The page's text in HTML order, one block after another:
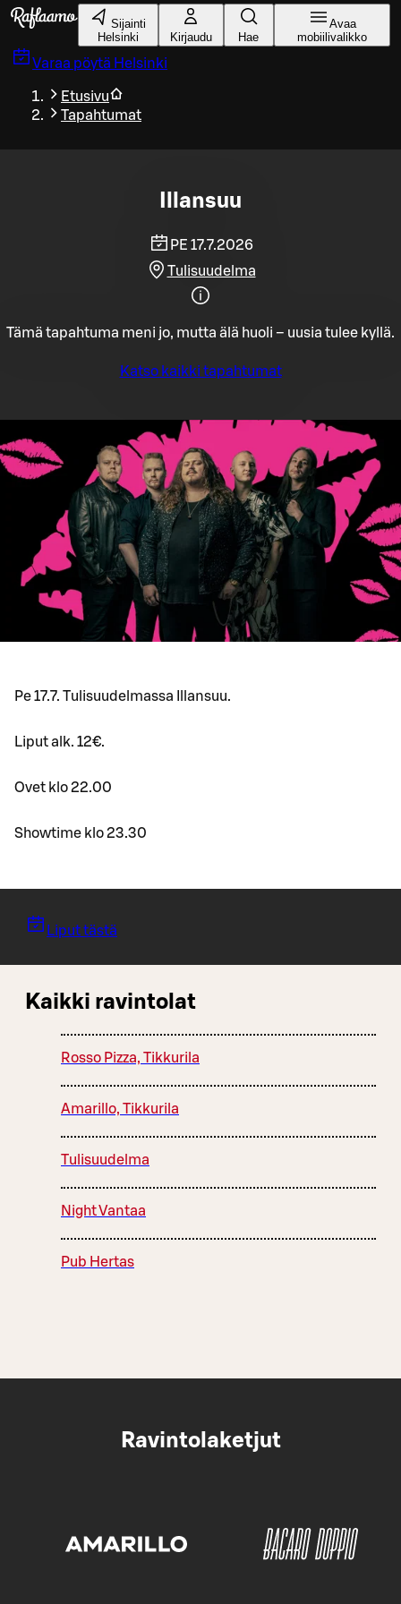
Siirry pääsisältöön
Sijainti
Helsinki
Kirjaudu Hae
Avaa
mobiilivalikko
Varaa pöytä Helsinki
Etusivu
Tapahtumat
Illansuu
PE 17.7.2026
Tulisuudelma
Tämä tapahtuma meni jo, mutta älä huoli – uusia tulee kyllä.
Katso kaikki tapahtumat
Pe 17.7. Tulisuudelmassa Illansuu.
Liput alk. 12€.
Ovet klo 22.00
Showtime klo 23.30
Liput tästä
Kaikki ravintolat
Rosso Pizza, Tikkurila
Amarillo, Tikkurila
Tulisuudelma
Night Vantaa
Pub Hertas
Ravintolaketjut